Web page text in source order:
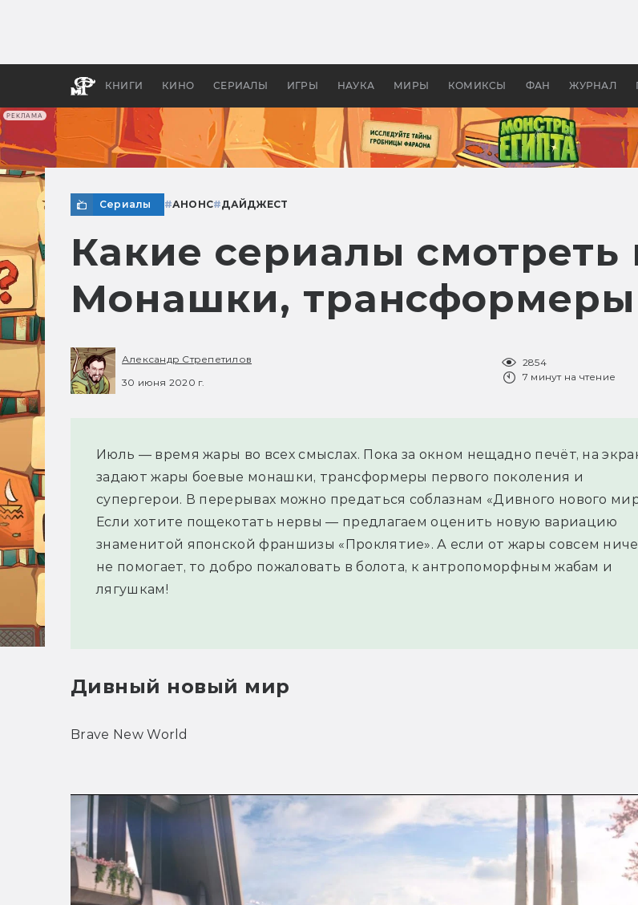
РЕКЛАМА
КНИГИ КИНО СЕРИАЛЫ ИГРЫ НАУКА МИРЫ КОМИКСЫ ФАН ЖУРНАЛ
апокалипсис, в России —
бы
Сериалы #АНОНС#ДАЙДЖЕСТ
Какие сериалы смотреть
Монашки, трансформеры
Александр Стрепетилов
30 июня 2020 г.
2854
7 минут на чтение
Июль — время жары во всех смыслах. Пока за окном нещадно печёт, на
задают жары боевые монашки, трансформеры первого поколения и
супергерои. В перерывах можно предаться соблазнам «Дивного нового
Если хотите пощекотать нервы — предлагаем оценить новую вариацию
знаменитой японской франшизы «Проклятие». А если от жары совсем
не помогает, то добро пожаловать в болота, к антропоморфным жабам и
лягушкам!
Дивный новый мир
Brave New World